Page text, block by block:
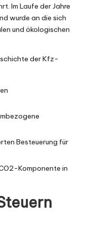
Im Laufe der Jahre
wurde an die sich
und ökologischen
der Kfz-
Besteuerung für
Komponente in